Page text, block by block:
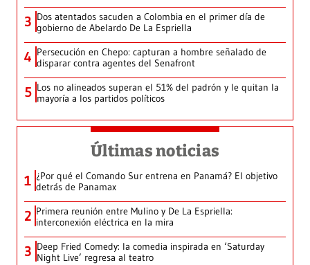
3 Dos atentados sacuden a Colombia en el primer día de
gobierno de Abelardo De La Espriella
4 Persecución en Chepo: capturan a hombre señalado de
disparar contra agentes del Senafront
5 Los no alineados superan el 51% del padrón y le quitan la
mayoría a los partidos políticos
Últimas noticias
1 ¿Por qué el Comando Sur entrena en Panamá? El objetivo
detrás de Panamax
2 Primera reunión entre Mulino y De La Espriella:
interconexión eléctrica en la mira
3 Deep Fried Comedy: la comedia inspirada en ‘Saturday
Night Live’ regresa al teatro